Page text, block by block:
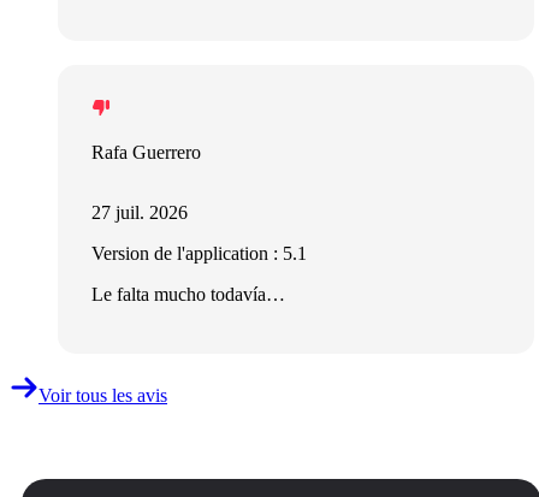
Rafa Guerrero
27 juil. 2026
Version de l'application : 5.1
Le falta mucho todavía…
Voir tous les avis